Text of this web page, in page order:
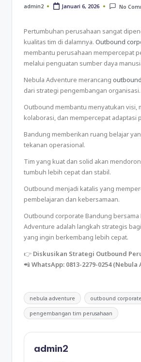
admin2 Januari 6, 2026 No
Pertumbuhan perusahaan sangat
kualitas tim di dalamnya. Outbound
membantu perusahaan mempercepat
melalui penguatan sumber daya
Nebula Adventure merancang outbound
dari strategi pengembangan organisasi.
Outbound membantu menyatukan visi,
kolaborasi, dan mempercepat adaptasi
Bandung memberikan ruang belajar
tekanan operasional.
Tim yang kuat dan solid akan
tumbuh lebih cepat dan stabil.
Outbound menjadi katalis yang
pembelajaran dan kebersamaan.
Outbound corporate Bandung bersama
Adventure adalah langkah strategis
yang ingin berkembang lebih cepat.
👉 Diskusikan Strategi Outbound
📲 WhatsApp: 0813-2279-0254
nebula adventure outbound
pengembangan tim perusahaan
admin2